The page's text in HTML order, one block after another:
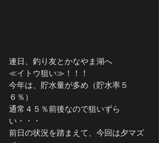
連日、釣り友とかなやま湖へ
≪イトウ狙い≫！！！
今年は、貯水量が多め（貯水率５
６％）
通常４５％前後なので狙いずら
い・・・
前日の状況を踏まえて、今回は夕マズ